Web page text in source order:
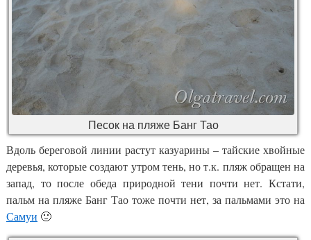
Песок на пляже Банг Тао
Вдоль береговой линии растут казуарины – тайские хвойные
деревья, которые создают утром тень, но т.к. пляж обращен на
запад, то после обеда природной тени почти нет. Кстати,
пальм на пляже Банг Тао тоже почти нет, за пальмами это на
Самуи 🙂